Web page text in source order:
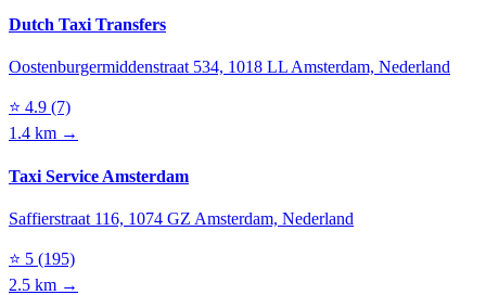
Dutch Taxi Transfers
Oostenburgermiddenstraat 534, 1018 LL Amsterdam, Nederland
⭐ 4.9 (7)
1.4 km →
Taxi Service Amsterdam
Saffierstraat 116, 1074 GZ Amsterdam, Nederland
⭐ 5 (195)
2.5 km →